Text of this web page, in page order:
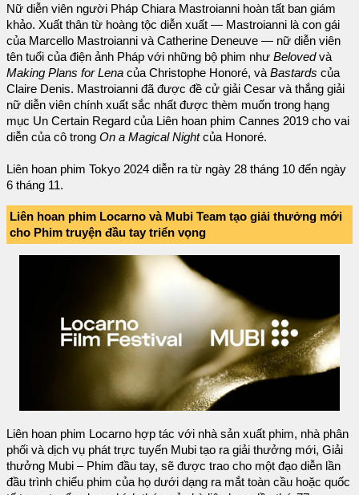
Nữ diễn viên người Pháp Chiara Mastroianni hoàn tất ban giám
khảo. Xuất thân từ hoàng tộc diễn xuất — Mastroianni là con gái
của Marcello Mastroianni và Catherine Deneuve — nữ diễn viên
tên tuổi của điện ảnh Pháp với những bộ phim như Belovedvà
Making Plans for Lena của Christophe Honoré, và Bastards của
Claire Denis. Mastroianni đã được đề cử giải Cesar và thắng giải
nữ diễn viên chính xuất sắc nhất được thèm muốn trong hạng
mục Un Certain Regard của Liên hoan phim Cannes 2019 cho vai
diễn của cô trong On a Magical Nightcủa Honoré.
Liên hoan phim Tokyo 2024 diễn ra từ ngày 28 tháng 10 đến ngày
6 tháng 11.
Liên hoan phim Locarno và Mubi Team tạo giải thưởng mới
cho Phim truyện đầu tay triển vọng
Liên hoan phim Locarno hợp tác với nhà sản xuất phim, nhà phân
phối và dịch vụ phát trực tuyến Mubi tạo ra giải thưởng mới, Giải
thưởng Mubi – Phim đầu tay, sẽ được trao cho một đạo diễn lần
đầu trình chiếu phim của họ dưới dạng ra mắt toàn cầu hoặc quốc